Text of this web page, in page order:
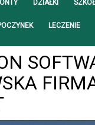
DZIAŁKI
LECZENIE